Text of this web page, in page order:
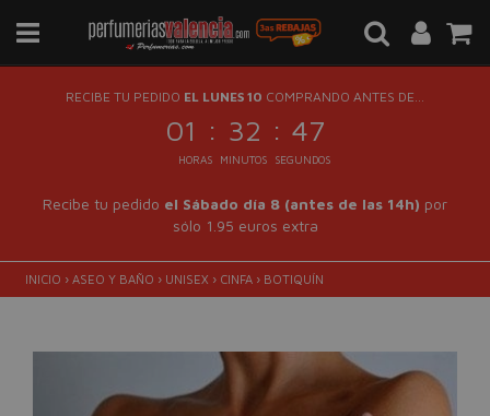
RECIBE TU PEDIDO EL LUNES 10 COMPRANDO ANTES DE...
01 : 32 : 46
HORAS MINUTOS SEGUNDOS
Recibe tu pedido el Sábado día 8 (antes de las 14h) por
sólo 1.95 euros extra
INICIO › ASEO Y BAÑO › UNISEX › CINFA › BOTIQUÍN